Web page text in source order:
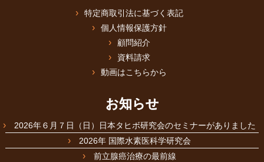
特定商取引法に基づく表記
個人情報保護方針
顧問紹介
資料請求
動画はこちらから
お知らせ
2026年６月７日（日）日本タヒボ研究会のセミナーがありました
2026年 国際水素医科学研究会
前立腺癌治療の最前線